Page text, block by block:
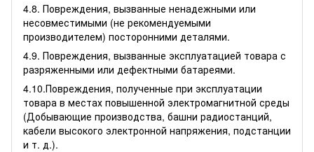
4.8. Повреждения, вызванные ненадежными или
несовместимыми (не рекомендуемыми
производителем) посторонними деталями.
4.9. Повреждения, вызванные эксплуатацией товара с
разряженными или дефектными батареями.
4.10.Повреждения, полученные при эксплуатации
товара в местах повышенной электромагнитной среды
(Добывающие производства, башни радиостанций,
кабели высокого электронной напряжения, подстанции
и т. д.).